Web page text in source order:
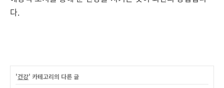
다.
'건강' 카테고리의 다른 글